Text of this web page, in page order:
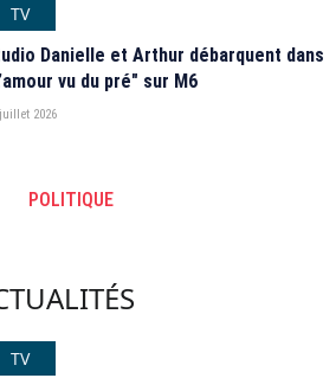
TV
Danielle et Arthur débarquent dans
vu du pré" sur M6
2026
POLITIQUE
TV